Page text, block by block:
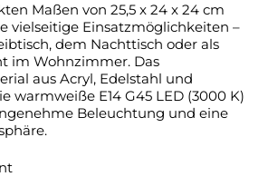
Maßen von 25,5 x 24 x 24 cm
vielseitige Einsatzmöglichkeiten –
dem Nachttisch oder als
im Wohnzimmer. Das
aus Acryl, Edelstahl und
warmweiße E14 G45 LED (3000 K)
Beleuchtung und eine